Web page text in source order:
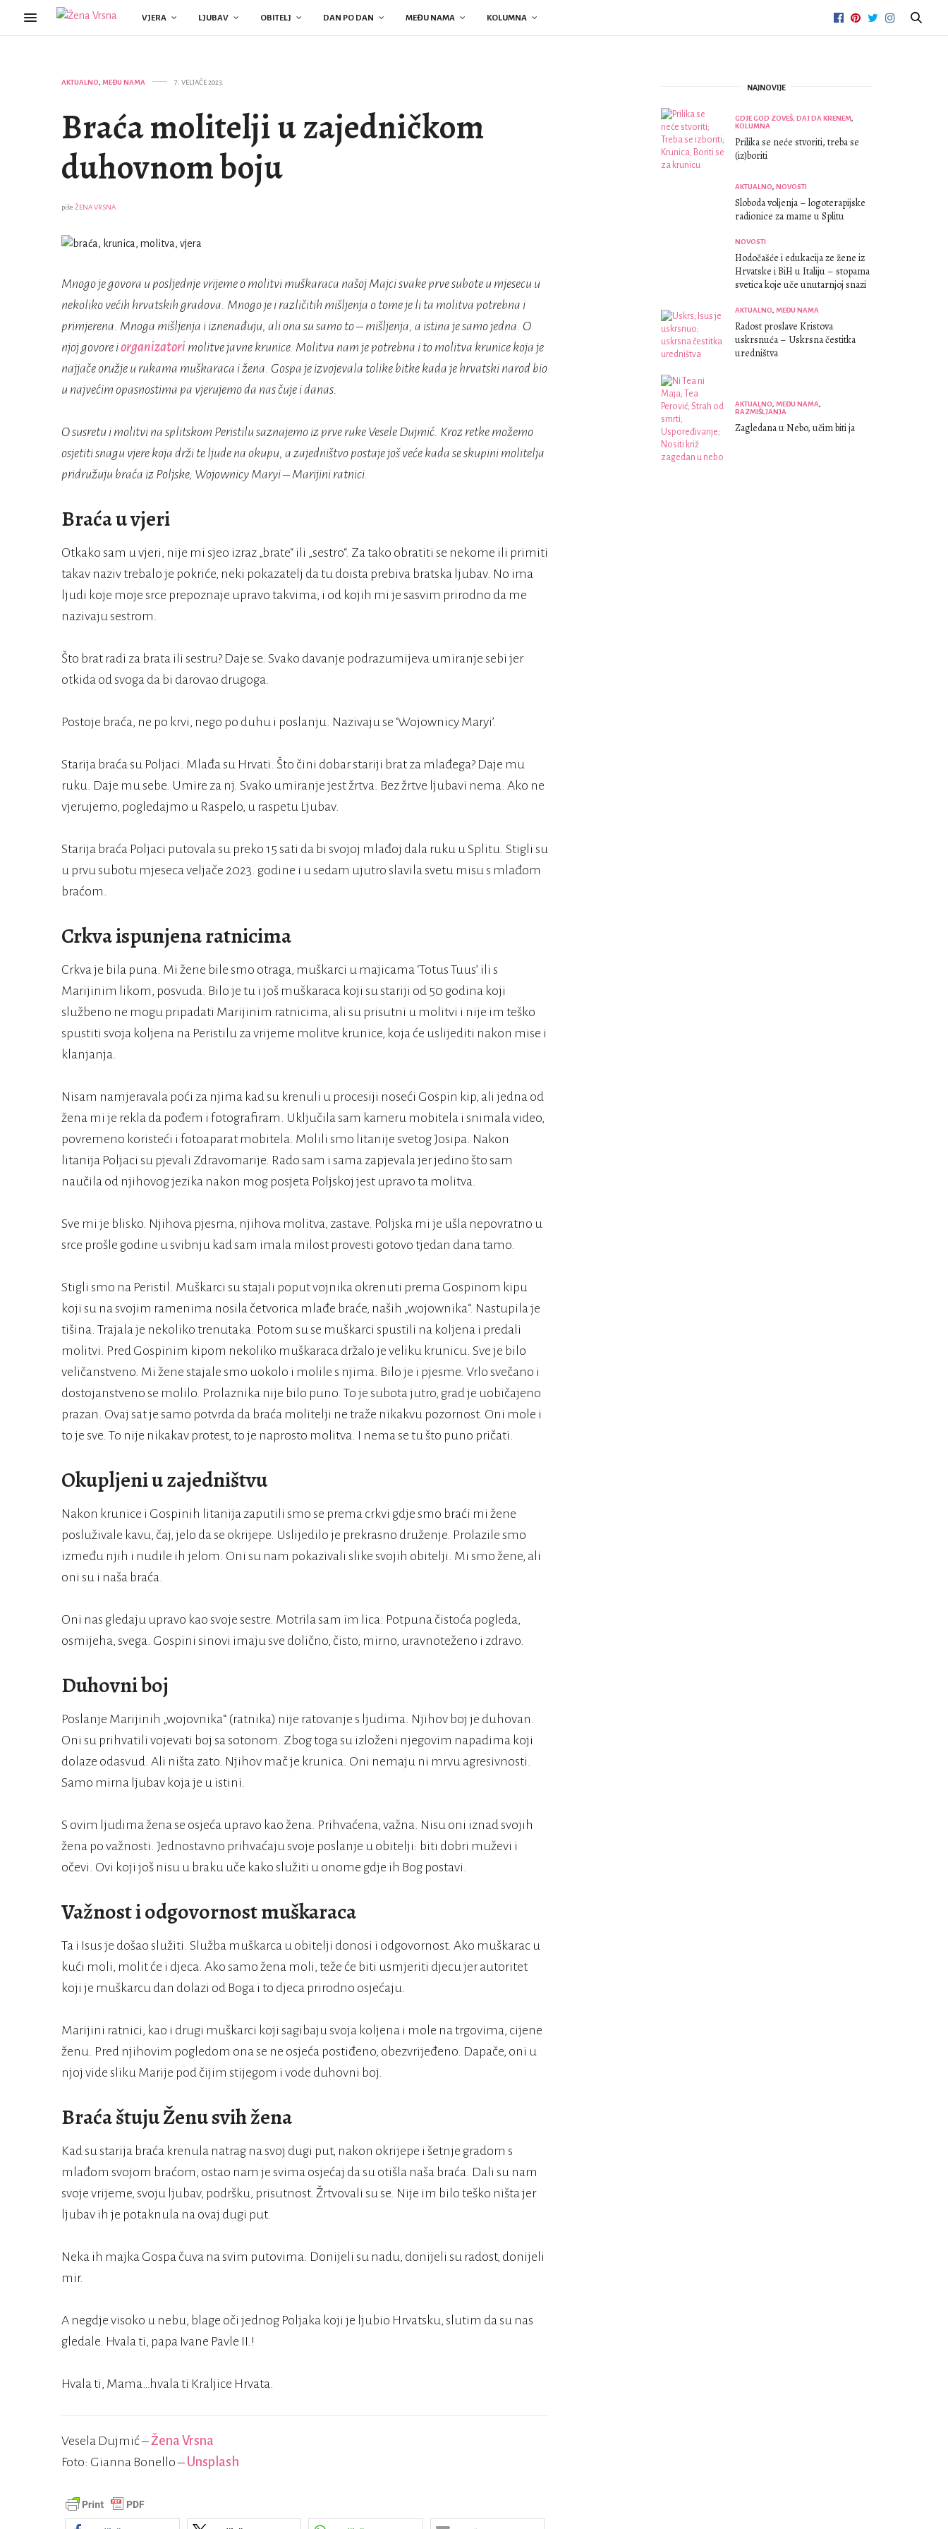
VJERA LJUBAV OBITELJ DAN PO DAN MEĐU NAMA KOLUMNA
AKTUALNO, MEĐU NAMA 7. VELJAČE 2023.
Braća molitelji u zajedničkom
duhovnom boju
piše ŽENA VRSNA
Mnogo je govora u posljednje vrijeme o molitvi muškaraca našoj Majci svake prve subote u mjesecu u
nekoliko većih hrvatskih gradova. Mnogo je i različitih mišljenja o tome je li ta molitva potrebna i
primjerena. Mnoga mišljenja i iznenađuju, ali ona su samo to – mišljenja, a istina je samo jedna. O
njoj govore iorganizatori molitve javne krunice. Molitva nam je potrebna i to molitva krunice koja je
najjače oružje u rukama muškaraca i žena. Gospa je izvojevala tolike bitke kada je hrvatski narod bio
u najvećim opasnostima pa vjerujemo da nas čuje i danas.
O susretu i molitvi na splitskom Peristilu saznajemo iz prve ruke Vesele Dujmić. Kroz retke možemo
osjetiti snagu vjere koja drži te ljude na okupu, a zajedništvo postaje još veće kada se skupini molitelja
pridružuju braća iz Poljske, Wojownicy Maryi – Marijini ratnici.
Braća u vjeri
Otkako sam u vjeri, nije mi sjeo izraz „brate“ ili „sestro“. Za tako obratiti se nekome ili primiti
takav naziv trebalo je pokriće, neki pokazatelj da tu doista prebiva bratska ljubav. No ima
ljudi koje moje srce prepoznaje upravo takvima, i od kojih mi je sasvim prirodno da me
nazivaju sestrom.
Što brat radi za brata ili sestru? Daje se. Svako davanje podrazumijeva umiranje sebi jer
otkida od svoga da bi darovao drugoga.
Postoje braća, ne po krvi, nego po duhu i poslanju. Nazivaju se ‘Wojownicy Maryi’.
Starija braća su Poljaci. Mlađa su Hrvati. Što čini dobar stariji brat za mlađega? Daje mu
ruku. Daje mu sebe. Umire za nj. Svako umiranje jest žrtva. Bez žrtve ljubavi nema. Ako ne
vjerujemo, pogledajmo u Raspelo, u raspetu Ljubav.
Starija braća Poljaci putovala su preko 15 sati da bi svojoj mlađoj dala ruku u Splitu. Stigli su
u prvu subotu mjeseca veljače 2023. godine i u sedam ujutro slavila svetu misu s mlađom
braćom.
Crkva ispunjena ratnicima
Crkva je bila puna. Mi žene bile smo otraga, muškarci u majicama ‘Totus Tuus’ ili s
Marijinim likom, posvuda. Bilo je tu i još muškaraca koji su stariji od 50 godina koji
službeno ne mogu pripadati Marijinim ratnicima, ali su prisutni u molitvi i nije im teško
spustiti svoja koljena na Peristilu za vrijeme molitve krunice, koja će uslijediti nakon mise i
klanjanja.
Nisam namjeravala poći za njima kad su krenuli u procesiji noseći Gospin kip, ali jedna od
žena mi je rekla da pođem i fotografiram. Uključila sam kameru mobitela i snimala video,
povremeno koristeći i fotoaparat mobitela. Molili smo litanije svetog Josipa. Nakon
litanija Poljaci su pjevali Zdravomarije. Rado sam i sama zapjevala jer jedino što sam
naučila od njihovog jezika nakon mog posjeta Poljskoj jest upravo ta molitva.
Sve mi je blisko. Njihova pjesma, njihova molitva, zastave. Poljska mi je ušla nepovratno u
srce prošle godine u svibnju kad sam imala milost provesti gotovo tjedan dana tamo.
Stigli smo na Peristil. Muškarci su stajali poput vojnika okrenuti prema Gospinom kipu
koji su na svojim ramenima nosila četvorica mlađe braće, naših „wojownika“. Nastupila je
tišina. Trajala je nekoliko trenutaka. Potom su se muškarci spustili na koljena i predali
molitvi. Pred Gospinim kipom nekoliko muškaraca držalo je veliku krunicu. Sve je bilo
veličanstveno. Mi žene stajale smo uokolo i molile s njima. Bilo je i pjesme. Vrlo svečano i
dostojanstveno se molilo. Prolaznika nije bilo puno. To je subota jutro, grad je uobičajeno
prazan. Ovaj sat je samo potvrda da braća molitelji ne traže nikakvu pozornost. Oni mole i
to je sve. To nije nikakav protest, to je naprosto molitva. I nema se tu što puno pričati.
Okupljeni u zajedništvu
Nakon krunice i Gospinih litanija zaputili smo se prema crkvi gdje smo braći mi žene
posluživale kavu, čaj, jelo da se okrijepe. Uslijedilo je prekrasno druženje. Prolazile smo
između njih i nudile ih jelom. Oni su nam pokazivali slike svojih obitelji. Mi smo žene, ali
oni su i naša braća.
Oni nas gledaju upravo kao svoje sestre. Motrila sam im lica. Potpuna čistoća pogleda,
osmijeha, svega. Gospini sinovi imaju sve dolično, čisto, mirno, uravnoteženo i zdravo.
Duhovni boj
Poslanje Marijinih „wojovnika“ (ratnika) nije ratovanje s ljudima. Njihov boj je duhovan.
Oni su prihvatili vojevati boj sa sotonom. Zbog toga su izloženi njegovim napadima koji
dolaze odasvud. Ali ništa zato. Njihov mač je krunica. Oni nemaju ni mrvu agresivnosti.
Samo mirna ljubav koja je u istini.
S ovim ljudima žena se osjeća upravo kao žena. Prihvaćena, važna. Nisu oni iznad svojih
žena po važnosti. Jednostavno prihvaćaju svoje poslanje u obitelji: biti dobri muževi i
očevi. Ovi koji još nisu u braku uče kako služiti u onome gdje ih Bog postavi.
Važnost i odgovornost muškaraca
Ta i Isus je došao služiti. Služba muškarca u obitelji donosi i odgovornost. Ako muškarac u
kući moli, molit će i djeca. Ako samo žena moli, teže će biti usmjeriti djecu jer autoritet
koji je muškarcu dan dolazi od Boga i to djeca prirodno osjećaju.
Marijini ratnici, kao i drugi muškarci koji sagibaju svoja koljena i mole na trgovima, cijene
ženu. Pred njihovim pogledom ona se ne osjeća postiđeno, obezvrijeđeno. Dapače, oni u
njoj vide sliku Marije pod čijim stijegom i vode duhovni boj.
Braća štuju Ženu svih žena
Kad su starija braća krenula natrag na svoj dugi put, nakon okrijepe i šetnje gradom s
mlađom svojom braćom, ostao nam je svima osjećaj da su otišla naša braća. Dali su nam
svoje vrijeme, svoju ljubav, podršku, prisutnost. Žrtvovali su se. Nije im bilo teško ništa jer
ljubav ih je potaknula na ovaj dugi put.
Neka ih majka Gospa čuva na svim putovima. Donijeli su nadu, donijeli su radost, donijeli
mir.
A negdje visoko u nebu, blage oči jednog Poljaka koji je ljubio Hrvatsku, slutim da su nas
gledale. Hvala ti, papa Ivane Pavle II.!
Hvala ti, Mama…hvala ti Kraljice Hrvata.
Vesela Dujmić –Žena Vrsna
Foto: Gianna Bonello – Unsplash
NAJNOVIJE
GDJE GOD ZOVEŠ, DAJ DA KRENEM,
KOLUMNA
Prilika se neće stvoriti, treba se
(iz)boriti
AKTUALNO, NOVOSTI
Sloboda voljenja – logoterapijske
radionice za mame u Splitu
NOVOSTI
Hodočašće i edukacija ze žene iz
Hrvatske i BiH u Italiju – stopama
svetica koje uče unutarnjoj snazi
AKTUALNO, MEĐU NAMA
Radost proslave Kristova
uskrsnuća – Uskrsna čestitka
uredništva
AKTUALNO, MEĐU NAMA,
RAZMIŠLJANJA
Zagledana u Nebo, učim biti ja